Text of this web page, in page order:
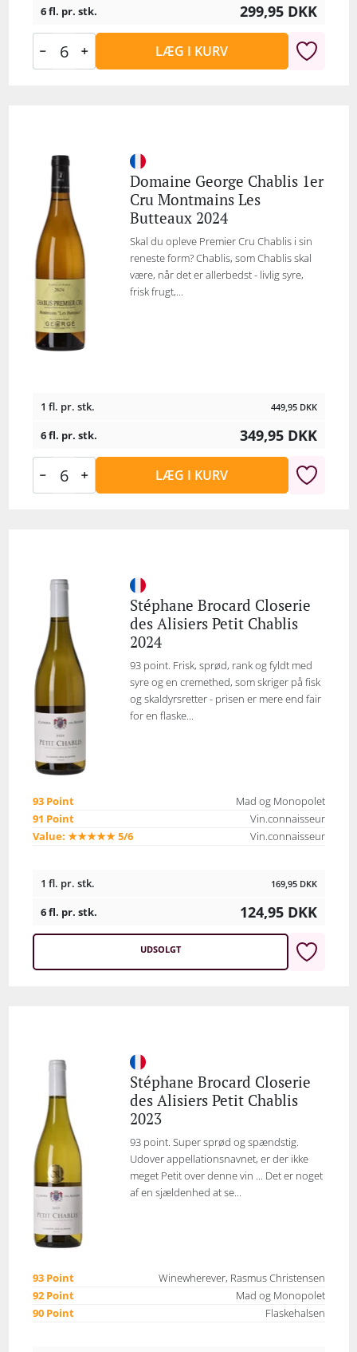
6 fl. pr. stk. 299,95 DKK
LÆG I KURV
Domaine George Chablis 1er
Cru Montmains Les
Butteaux 2024
Skal du opleve Premier Cru Chablis i sin
reneste form? Chablis, som Chablis skal
være, når det er allerbedst - livlig syre,
frisk frugt,...
1 fl. pr. stk. 449,95 DKK
6 fl. pr. stk. 349,95 DKK
LÆG I KURV
Stéphane Brocard Closerie
des Alisiers Petit Chablis
2024
93 point. Frisk, sprød, rank og fyldt med
syre og en cremethed, som skriger på fisk
og skaldyrsretter - prisen er mere end fair
for en flaske...
93 Point
Mad og Monopolet
91 Point
Vin.connaisseur
Value: ★★★★★ 5/6
Vin.connaisseur
1 fl. pr. stk. 169,95 DKK
6 fl. pr. stk. 124,95 DKK
UDSOLGT
Stéphane Brocard Closerie
des Alisiers Petit Chablis
2023
93 point. Super sprød og spændstig.
Udover appellationsnavnet, er der ikke
meget Petit over denne vin ... Det er noget
af en sjældenhed at se...
93 Point
Winewherever, Rasmus Christensen
92 Point
Mad og Monopolet
90 Point
Flaskehalsen